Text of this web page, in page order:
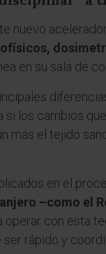
nuevo
en su sala de
si los cambios
más el tejido
en el
–como el
operar con esta
rápido y